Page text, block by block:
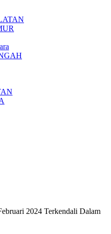
2024 Terkendali Dalam